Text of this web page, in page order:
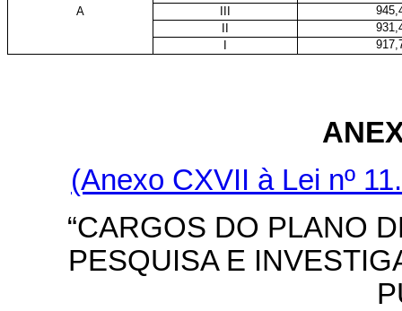
A
(Anexo CXVII à Lei nº
“CARGOS DO PLANO
PESQUISA E